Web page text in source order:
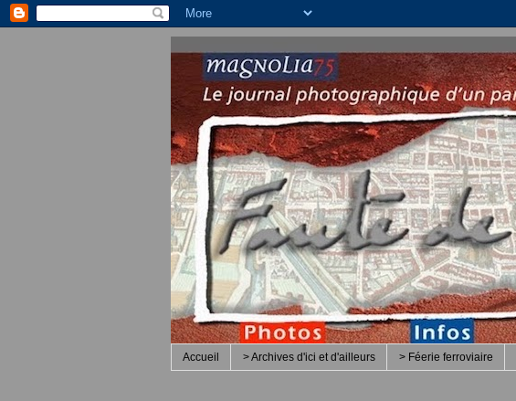
Accueil > Archives d'ici et d'ailleurs > Féerie ferroviaire